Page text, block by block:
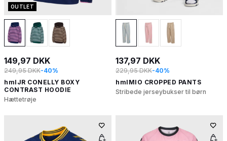
OUTLET
149,97 DKK
249,95 DKK-40%
hmlJR CONELLY BOXY
CONTRAST HOODIE
Hættetrøje
137,97 DKK
229,95 DKK-40%
hmlMIO CROPPED PANTS
Stribede jerseybukser til børn